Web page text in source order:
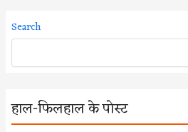
Search
हाल-फिलहाल के पोस्ट